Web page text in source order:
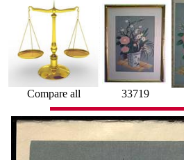
Compare all 33719